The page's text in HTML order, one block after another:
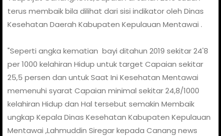
terus membaik bila dilihat dari sisi indikator oleh Dinas
Kesehatan Daerah Kabupaten Kepulauan Mentawai .
"Seperti angka kematian bayi ditahun 2019 sekitar 24'8
per 1000 kelahiran Hidup untuk target Capaian sekitar
25,5 persen dan untuk Saat Ini Kesehatan Mentawai
memenuhi syarat Capaian minimal sekitar 24,8/1000
kelahiran Hidup dan Hal tersebut semakin Membaik
ungkap Kepala Dinas Kesehatan Kabupaten Kepulauan
Mentawai ,Lahmuddin Siregar kepada Canang news